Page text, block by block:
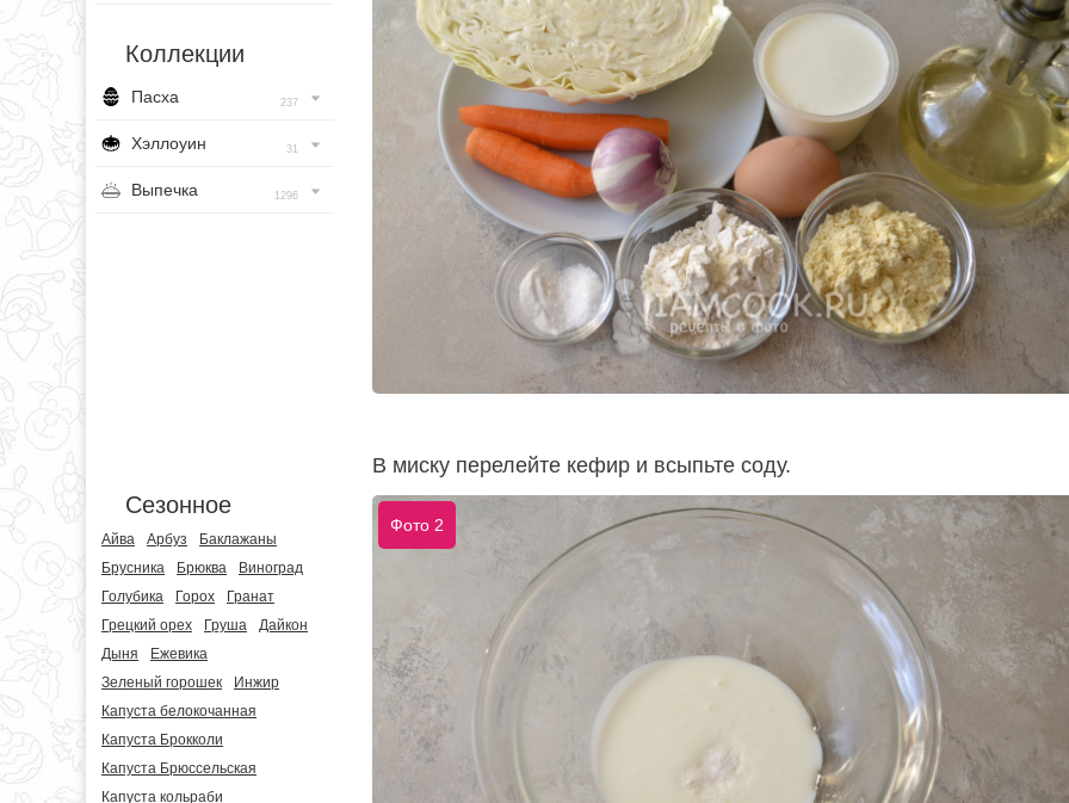
Коллекции
Пасха 237
Хэллоуин 31
Выпечка 1296
Сезонное
Айва Арбуз
Баклажаны
Брусника
Брюква
Виноград
Голубика
Горох
Гранат
Грецкий орех
Груша
Дайкон
Дыня
Ежевика
Зеленый горошек
Инжир
Капуста белокочанная
Капуста Брокколи
Капуста Брюссельская
Капуста кольраби
В миску перелейте кефир и всыпьте соду.
Фото 2